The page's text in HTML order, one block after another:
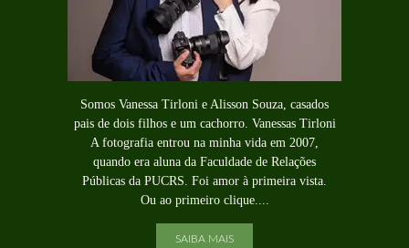
Somos Vanessa Tirloni e Alisson Souza, casados
pais de dois filhos e um cachorro. Vanessas Tirloni
A fotografia entrou na minha vida em 2007,
quando era aluna da Faculdade de Relações
Públicas da PUCRS. Foi amor à primeira vista.
Ou ao primeiro clique....
SAIBA MAIS